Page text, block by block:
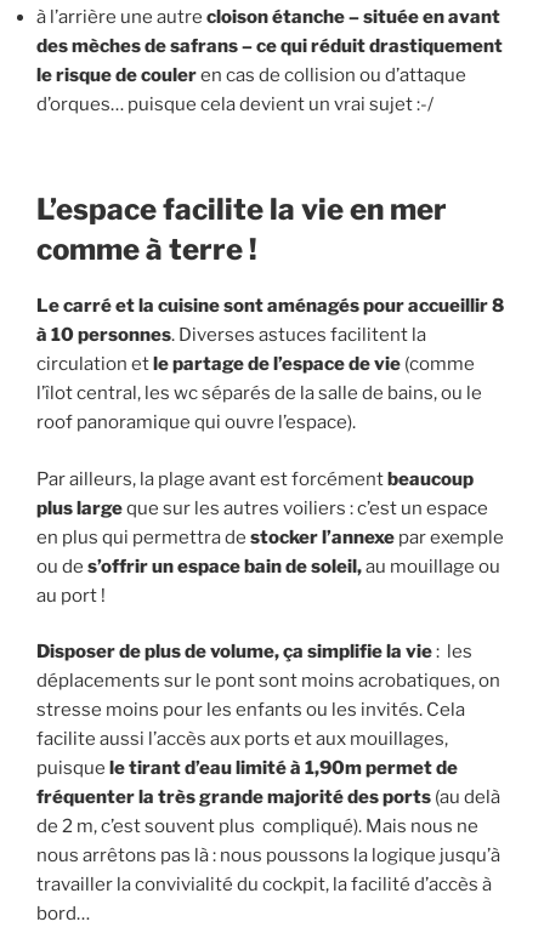
à l’arrière une autre cloison étanche – située en avant
des mèches de safrans – ce qui réduit drastiquement
le risque de couleren cas de collision ou d’attaque
d’orques… puisque cela devient un vrai sujet :-/
L’espace facilite la vie en mer
comme à terre !
Le carré et la cuisine sont aménagés pour accueillir 8
à 10 personnes. Diverses astuces facilitent la
circulation et le partage de l’espace de vie (comme
l’îlot central, les wc séparés de la salle de bains, ou le
roof panoramique qui ouvre l’espace).
Par ailleurs, la plage avant est forcémentbeaucoup
plus largeque sur les autres voiliers : c’est un espace
en plus qui permettra de stocker l’annexe par exemple
ou de s’offrir un espace bain de soleil,au mouillage ou
au port !
Disposer de plus de volume, ça simplifie la vie: les
déplacements sur le pont sont moins acrobatiques, on
stresse moins pour les enfants ou les invités. Cela
facilite aussi l’accès aux ports et aux mouillages,
puisque le tirant d’eau limité à 1,90m permet de
fréquenter la très grande majorité des ports (au delà
de 2 m, c’est souvent plus compliqué). Mais nous ne
nous arrêtons pas là : nous poussons la logique jusqu’à
travailler la convivialité du cockpit, la facilité d’accès à
bord…